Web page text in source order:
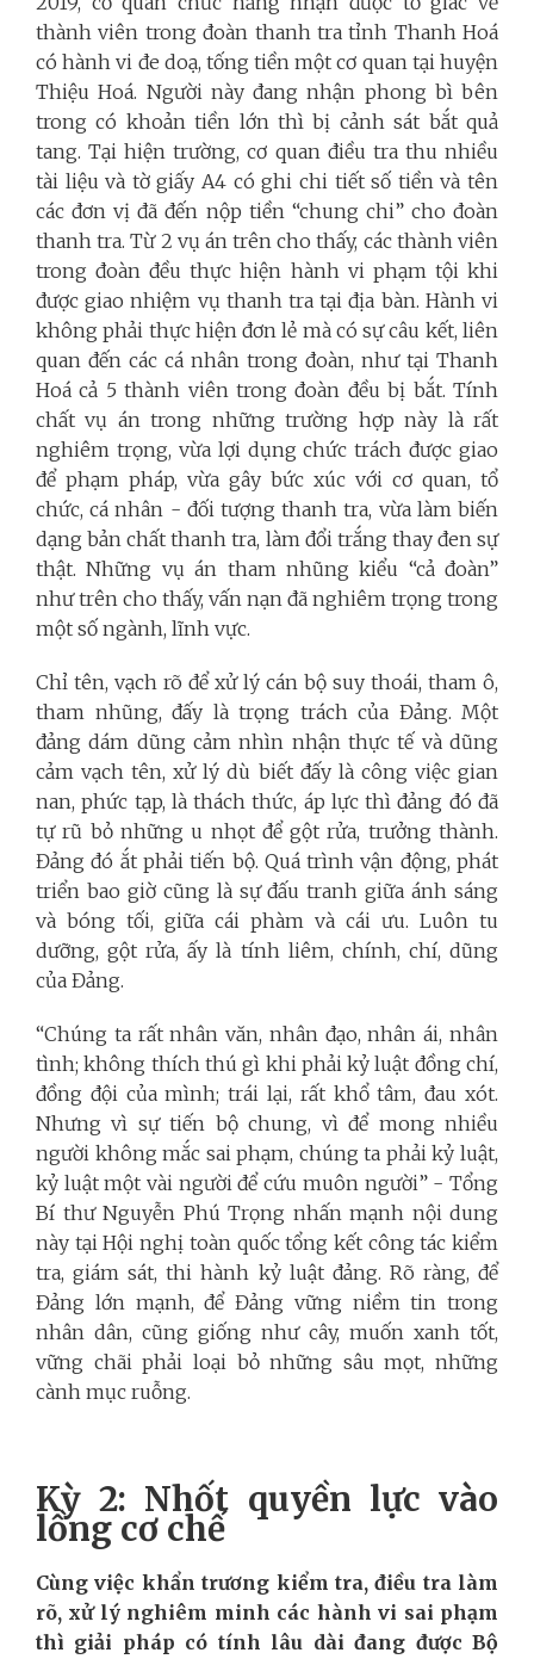
thành viên trong đoàn thanh tra tỉnh Thanh Hoá
có hành vi đe doạ, tống tiền một cơ quan tại huyện
Thiệu Hoá. Người này đang nhận phong bì bên
trong có khoản tiền lớn thì bị cảnh sát bắt quả
tang. Tại hiện trường, cơ quan điều tra thu nhiều
tài liệu và tờ giấy A4 có ghi chi tiết số tiền và tên
các đơn vị đã đến nộp tiền “chung chi” cho đoàn
thanh tra. Từ 2 vụ án trên cho thấy, các thành viên
trong đoàn đều thực hiện hành vi phạm tội khi
được giao nhiệm vụ thanh tra tại địa bàn. Hành vi
không phải thực hiện đơn lẻ mà có sự câu kết, liên
quan đến các cá nhân trong đoàn, như tại Thanh
Hoá cả 5 thành viên trong đoàn đều bị bắt. Tính
chất vụ án trong những trường hợp này là rất
nghiêm trọng, vừa lợi dụng chức trách được giao
để phạm pháp, vừa gây bức xúc với cơ quan, tổ
chức, cá nhân - đối tượng thanh tra, vừa làm biến
dạng bản chất thanh tra, làm đổi trắng thay đen sự
thật. Những vụ án tham nhũng kiểu “cả đoàn”
như trên cho thấy, vấn nạn đã nghiêm trọng trong
một số ngành, lĩnh vực.
Chỉ tên, vạch rõ để xử lý cán bộ suy thoái, tham ô,
tham nhũng, đấy là trọng trách của Đảng. Một
đảng dám dũng cảm nhìn nhận thực tế và dũng
cảm vạch tên, xử lý dù biết đấy là công việc gian
nan, phức tạp, là thách thức, áp lực thì đảng đó đã
tự rũ bỏ những u nhọt để gột rửa, trưởng thành.
Đảng đó ắt phải tiến bộ. Quá trình vận động, phát
triển bao giờ cũng là sự đấu tranh giữa ánh sáng
và bóng tối, giữa cái phàm và cái ưu. Luôn tu
dưỡng, gột rửa, ấy là tính liêm, chính, chí, dũng
của Đảng.
“Chúng ta rất nhân văn, nhân đạo, nhân ái, nhân
tình; không thích thú gì khi phải kỷ luật đồng chí,
đồng đội của mình; trái lại, rất khổ tâm, đau xót.
Nhưng vì sự tiến bộ chung, vì để mong nhiều
người không mắc sai phạm, chúng ta phải kỷ luật,
kỷ luật một vài người để cứu muôn người” - Tổng
Bí thư Nguyễn Phú Trọng nhấn mạnh nội dung
này tại Hội nghị toàn quốc tổng kết công tác kiểm
tra, giám sát, thi hành kỷ luật đảng. Rõ ràng, để
Đảng lớn mạnh, để Đảng vững niềm tin trong
nhân dân, cũng giống như cây, muốn xanh tốt,
vững chãi phải loại bỏ những sâu mọt, những
cành mục ruỗng.
Kỳ 2: Nhốt quyền lực vào
lồng cơ chế
Cùng việc khẩn trương kiểm tra, điều tra làm
rõ, xử lý nghiêm minh các hành vi sai phạm
thì giải pháp có tính lâu dài đang được Bộ